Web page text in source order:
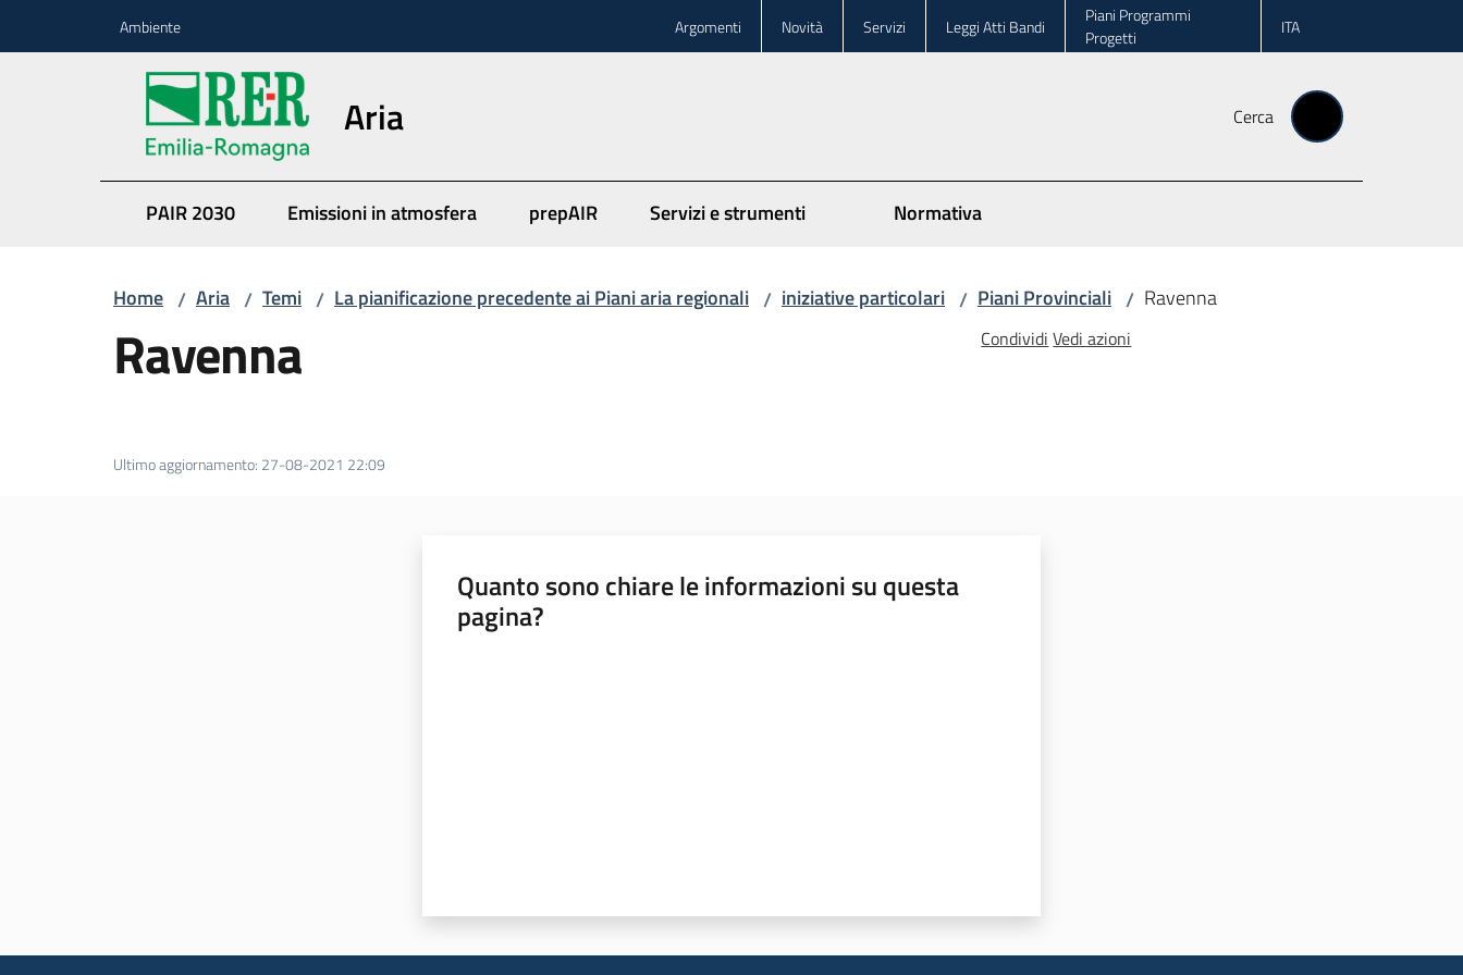
Ambiente Argomenti Novità Servizi Leggi Atti Bandi
Piani Programmi
Progetti
ITA
Aria Cerca
PAIR 2030 Emissioni in atmosfera prepAIR Servizi e strumenti Normativa
Home / Aria / Temi / La pianificazione precedente ai Piani aria regionali / iniziative particolari / Piani Provinciali / Ravenna
Ravenna Condividi Vedi azioni
Ultimo aggiornamento: 27-08-2021 22:09
Quanto sono chiare le informazioni su questa
pagina?